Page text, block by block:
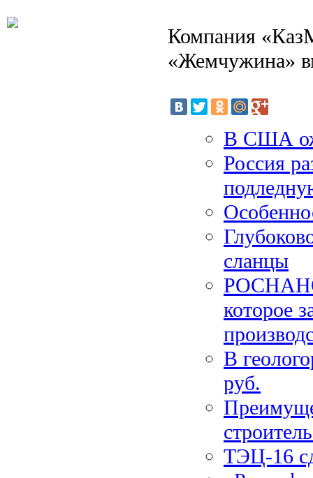
Компания
«Жемчужина»
В США
Россия
сланцы
РОСНАНО
которое
В
руб.
ТЭЦ-16